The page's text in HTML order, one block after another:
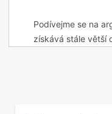
Podívejme se na
získává stále větší